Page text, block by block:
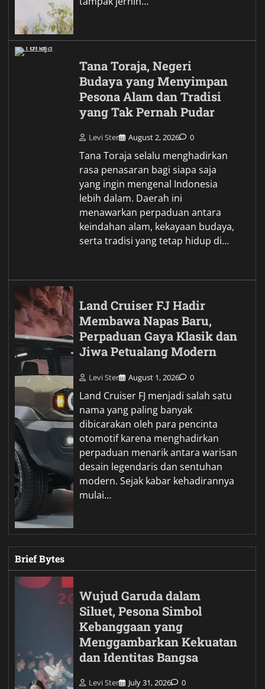
Tana Toraja, Negeri
Budaya yang Menyimpan
Pesona Alam dan Tradisi
yang Tak Pernah Pudar
Levi Ster August 2, 2026 0
Tana Toraja selalu menghadirkan
rasa penasaran bagi siapa saja
yang ingin mengenal Indonesia
lebih dalam. Daerah ini
menawarkan perpaduan antara
keindahan alam, kekayaan budaya,
serta tradisi yang tetap hidup di…
Land Cruiser FJ Hadir
Membawa Napas Baru,
Perpaduan Gaya Klasik dan
Jiwa Petualang Modern
Levi Ster August 1, 2026 0
Land Cruiser FJ menjadi salah satu
nama yang paling banyak
dibicarakan oleh para pencinta
otomotif karena menghadirkan
perpaduan menarik antara warisan
desain legendaris dan sentuhan
modern. Sejak kabar kehadirannya
mulai…
Brief Bytes
Wujud Garuda dalam
Siluet, Pesona Simbol
Kebanggaan yang
Menggambarkan Kekuatan
dan Identitas Bangsa
Levi Ster July 31, 2026 0